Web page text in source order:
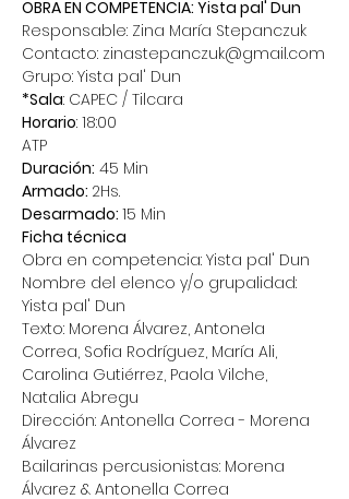
OBRA EN COMPETENCIA: Yista pal' Dun
Responsable: Zina María Stepanczuk
Contacto: zinastepanczuk@gmail.com
Grupo: Yista pal' Dun
*Sala: CAPEC / Tilcara
Horario: 18:00
ATP
Duración: 45 Min
Armado: 2Hs.
Desarmado: 15 Min
Ficha técnica
Obra en competencia: Yista pal' Dun
Nombre del elenco y/o grupalidad:
Yista pal' Dun
Texto: Morena Álvarez, Antonela
Correa, Sofia Rodríguez, María Ali,
Carolina Gutiérrez, Paola Vilche,
Natalia Abregu
Dirección: Antonella Correa - Morena
Álvarez
Bailarinas percusionistas: Morena
Álvarez & Antonella Correa